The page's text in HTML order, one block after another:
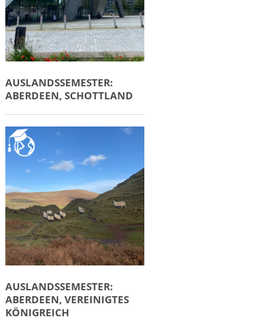
AUSLANDSSEMESTER:
ABERDEEN, SCHOTTLAND
AUSLANDSSEMESTER:
ABERDEEN, VEREINIGTES
KÖNIGREICH